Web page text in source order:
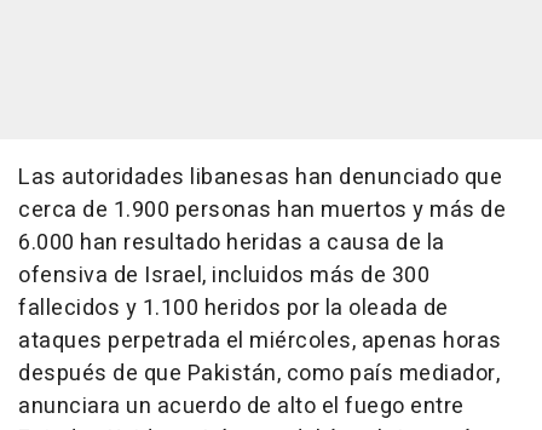
Las autoridades libanesas han denunciado que
cerca de 1.900 personas han muertos y más de
6.000 han resultado heridas a causa de la
ofensiva de Israel, incluidos más de 300
fallecidos y 1.100 heridos por la oleada de
ataques perpetrada el miércoles, apenas horas
después de que Pakistán, como país mediador,
anunciara un acuerdo de alto el fuego entre